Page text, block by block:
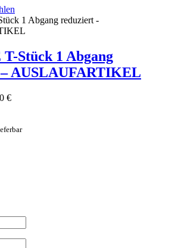
Produkt
weist
Varianten
auf.
Die
Produktseite
Stück 1 Abgang
AUSLAUFARTIKEL
€Preisspanne:
146,20 €